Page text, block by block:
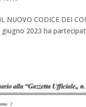
NUOVO CODICE DEI
2023 ha